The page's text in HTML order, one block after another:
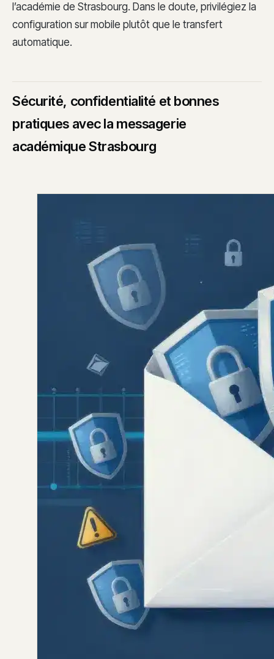
l’académie de Strasbourg. Dans le doute, privilégiez la
configuration sur mobile plutôt que le transfert
automatique.
Sécurité, confidentialité et bonnes
pratiques avec la messagerie
académique Strasbourg